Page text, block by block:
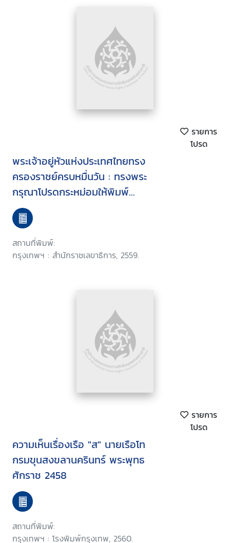
รายการ
โปรด
พระเจ้าอยู่หัวแห่งประเทศไทยทรง
ครองราชย์ครบหมื่นวัน : ทรงพระ
กรุณาโปรดกระหม่อมให้พิมพ์
พระราชทานในการพระราชพิธีทรง
บำเพ็ญพระราชกุศลปัณรสมวาร
ถวายพระบรมศพ พระบาทสมเด็จพระ
ปรมินทรมหาภูมิพลอดุลยเดช ณ
สถานที่พิมพ์:
กรุงเทพฯ : สำนักราชเลขาธิการ, 2559.
รายการ
โปรด
ความเห็นเรื่องเรือ "ส" นายเรือโท
กรมขุนสงขลานครินทร์ พระพุทธ
ศักราช 2458
สถานที่พิมพ์:
กรุงเทพฯ : โรงพิมพ์กรุงเทพ, 2560.